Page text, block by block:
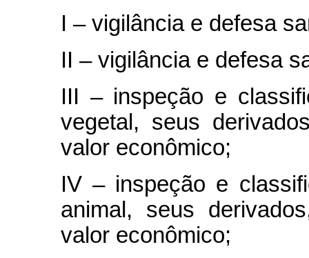
I – vigilância e defesa
II – vigilância e defesa
III – inspeção e
vegetal, seus
valor econômico;
IV – inspeção e
animal, seus
valor econômico;